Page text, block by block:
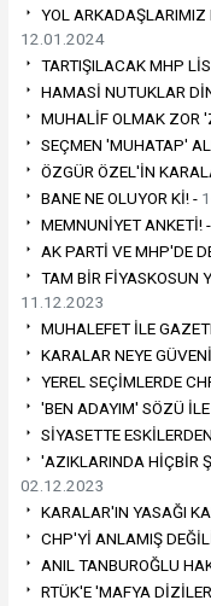
YOL ARKADAŞLARIMIZ
12.01.2024
TARTIŞILACAK MHP
HAMASİ NUTUKLAR
MUHALİF OLMAK ZOR
SEÇMEN 'MUHATAP'
ÖZGÜR ÖZEL'İN
BANE NE OLUYOR Kİ! -
MEMNUNİYET ANKETİ! -
AK PARTİ VE MHP'DE
TAM BİR FİYASKOSUN
11.12.2023
MUHALEFET İLE
KARALAR NEYE
YEREL SEÇİMLERDE
'BEN ADAYIM' SÖZÜ
SİYASETTE
'AZIKLARINDA HİÇBİR
02.12.2023
KARALAR'IN YASAĞI
CHP'Yİ ANLAMIŞ
ANIL TANBUROĞLU
RTÜK'E 'MAFYA